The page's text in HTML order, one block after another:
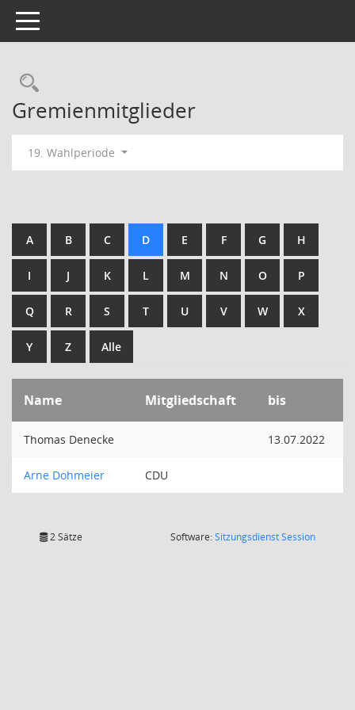
Toggle navigation
Rechercheauswahl
Gremienmitglieder
19. Wahlperiode
A B C D E F G H
I J K L M N O P
Q R S T U V W X
Y Z Alle
Name Mitgliedschaft bis
Thomas Denecke 13.07.2022
Arne Dohmeier CDU
2 Sätze Software:SitzungsdienstSession(Wird in